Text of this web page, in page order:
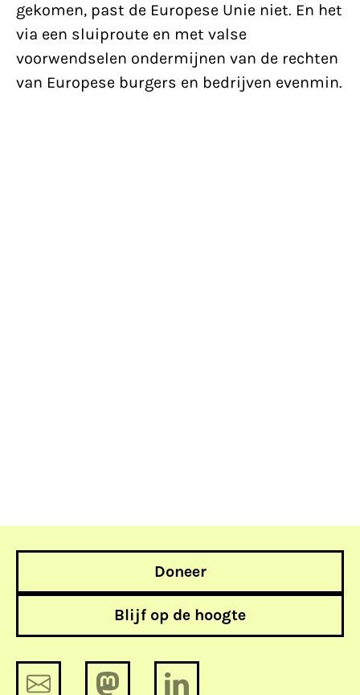
gekomen, past de Europese Unie niet. En het
via een sluiproute en met valse
voorwendselen ondermijnen van de rechten
van Europese burgers en bedrijven evenmin.
Doneer
Blijf op de hoogte